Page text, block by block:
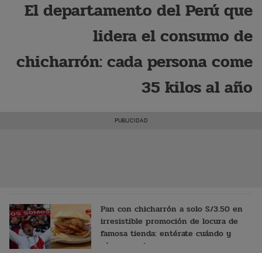
El departamento del Perú que
lidera el consumo de
chicharrón: cada persona come
35 kilos al año
Pan con chicharrón a solo S/3.50 en
irresistible promoción de locura de
famosa tienda: entérate cuándo y
cómo acceder